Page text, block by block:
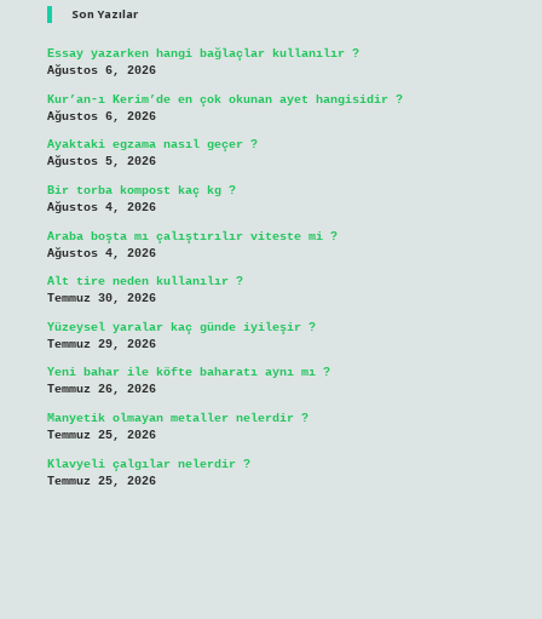
Son Yazılar
Essay yazarken hangi bağlaçlar kullanılır ?
Ağustos 6, 2026
Kur’an-ı Kerim’de en çok okunan ayet hangisidir ?
Ağustos 6, 2026
Ayaktaki egzama nasıl geçer ?
Ağustos 5, 2026
Bir torba kompost kaç kg ?
Ağustos 4, 2026
Araba boşta mı çalıştırılır viteste mi ?
Ağustos 4, 2026
Alt tire neden kullanılır ?
Temmuz 30, 2026
Yüzeysel yaralar kaç günde iyileşir ?
Temmuz 29, 2026
Yeni bahar ile köfte baharatı aynı mı ?
Temmuz 26, 2026
Manyetik olmayan metaller nelerdir ?
Temmuz 25, 2026
Klavyeli çalgılar nelerdir ?
Temmuz 25, 2026